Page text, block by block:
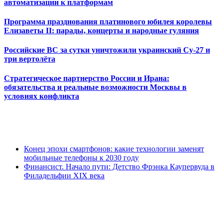
автоматизации к платформам
Программа празднования платинового юбилея королевы
Елизаветы II: парады, концерты и народные гуляния
Российские ВС за сутки уничтожили украинский Су-27 и
три вертолёта
Стратегическое партнерство России и Ирана:
обязательства и реальные возможности Москвы в
условиях конфликта
Конец эпохи смартфонов: какие технологии заменят
мобильные телефоны к 2030 году
Финансист. Начало пути: Детство Фрэнка Каупервуда в
Филадельфии XIX века